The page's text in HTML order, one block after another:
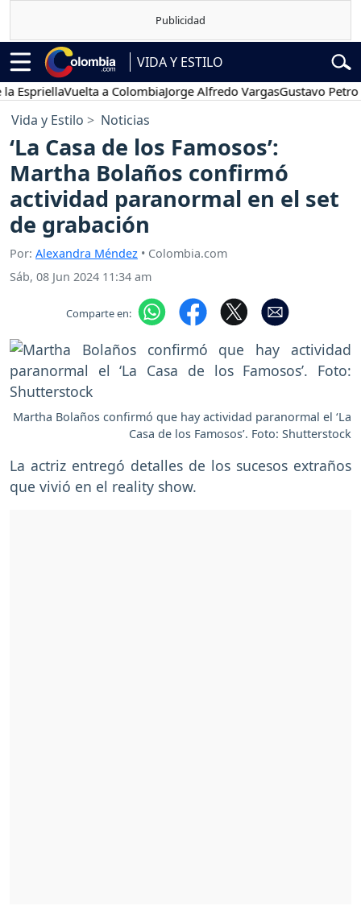
VIDA Y ESTILO
Vuelta a ColombiaJorge Alfredo VargasGustavo Petro
Vida y Estilo Noticias
‘La Casa de los Famosos’:
Martha Bolaños confirmó
actividad paranormal en el set
de grabación
Por: Alexandra Méndez • Colombia.com
Sáb, 08 Jun 2024 11:34 am
Comparte en:
Martha Bolaños confirmó que hay actividad paranormal el ‘La
Casa de los Famosos’. Foto: Shutterstock
La actriz entregó detalles de los sucesos extraños
que vivió en el reality show.